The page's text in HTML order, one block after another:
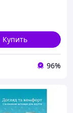
Купить
96%